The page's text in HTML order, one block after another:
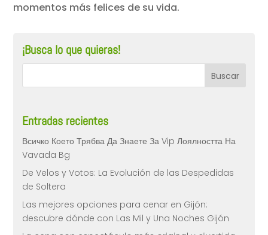
momentos más felices de su vida.
¡Busca lo que quieras!
Entradas recientes
Всичко Което Трябва Да Знаете За Vip Лоялността На
Vavada Bg
De Velos y Votos: La Evolución de las Despedidas
de Soltera
Las mejores opciones para cenar en Gijón:
descubre dónde con Las Mil y Una Noches Gijón